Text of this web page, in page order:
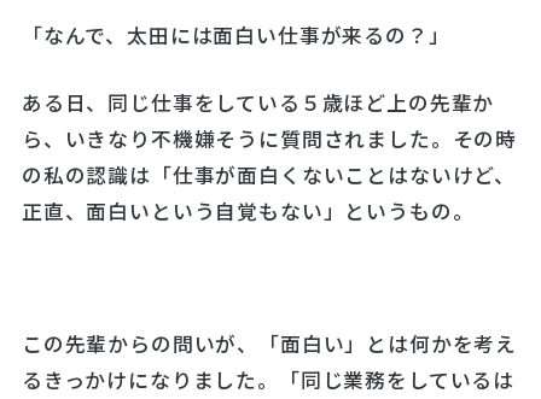
「なんで、太田には面白い仕事が来るの？」
ある日、同じ仕事をしている５歳ほど上の先輩か
ら、いきなり不機嫌そうに質問されました。その時
の私の認識は「仕事が面白くないことはないけど、
正直、面白いという自覚もない」というもの。
この先輩からの問いが、「面白い」とは何かを考え
るきっかけになりました。「同じ業務をしているは